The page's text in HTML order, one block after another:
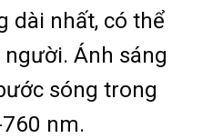
dài nhất, có thể
Ánh sáng
sóng trong
nm.